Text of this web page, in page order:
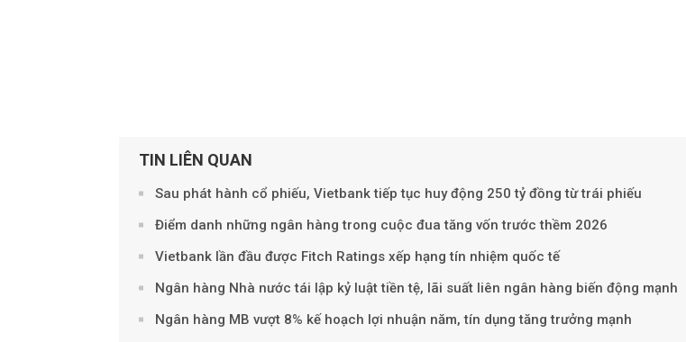
TIN LIÊN QUAN
Sau phát hành cổ phiếu, Vietbank tiếp tục huy động 250 tỷ đồng từ trái phiếu
Điểm danh những ngân hàng trong cuộc đua tăng vốn trước thềm 2026
Vietbank lần đầu được Fitch Ratings xếp hạng tín nhiệm quốc tế
Ngân hàng Nhà nước tái lập kỷ luật tiền tệ, lãi suất liên ngân hàng biến động mạnh
Ngân hàng MB vượt 8% kế hoạch lợi nhuận năm, tín dụng tăng trưởng mạnh